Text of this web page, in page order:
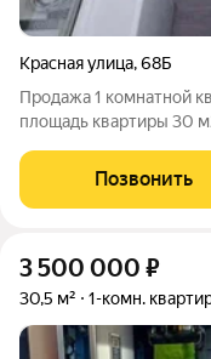
Красная улица,68Б
Продажа 1 комнатной
площадь квартиры 30
Позвонить
3 500 000 ₽
30,5 м² 1-комн.